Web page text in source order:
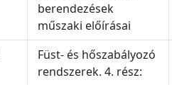
berendezések
műszaki előírásai
Füst- és hőszabályozó
rendszerek. 4. rész: